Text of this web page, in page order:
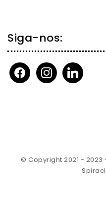
Siga-nos:
facebookinstagramlinkedin
© Copyright 2021 - 2023